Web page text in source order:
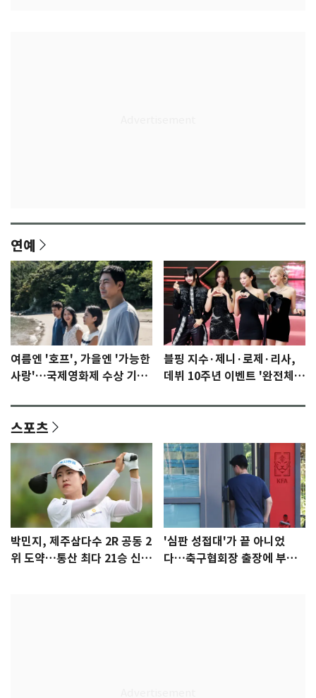
연예
여름엔 '호프', 가을엔 '가능한
사랑'…국제영화제 수상 기대
블핑 지수·제니·로제·리사,
데뷔 10주년 이벤트 '완전체'
스포츠
박민지, 제주삼다수 2R 공동 2
위 도약…통산 최다 21승 신기
'심판 성접대'가 끝 아니었
다…축구협회장 출장에 부인